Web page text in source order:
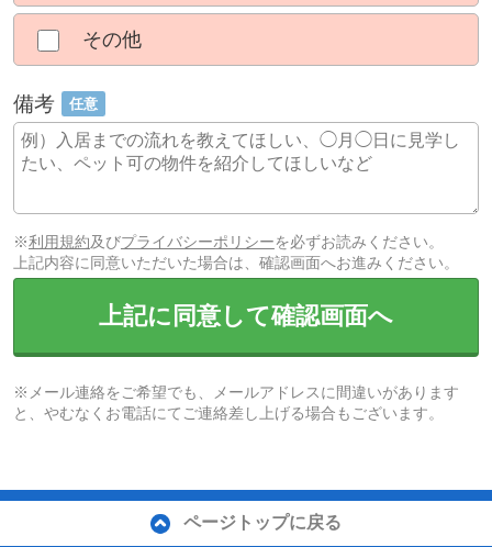
その他
備考 任意
※利用規約及びプライバシーポリシーを必ずお読みください。
上記内容に同意いただいた場合は、確認画面へお進みください。
上記に同意して確認画面へ
※メール連絡をご希望でも、メールアドレスに間違いがあります
と、やむなくお電話にてご連絡差し上げる場合もございます。
ページトップに戻る